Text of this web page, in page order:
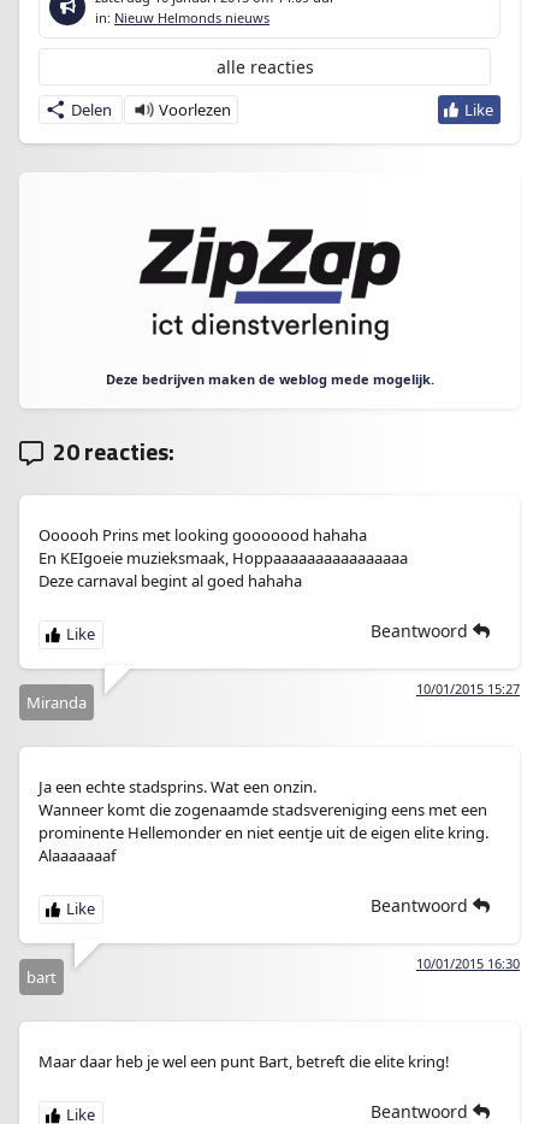
in: Nieuw Helmonds nieuws
Delen
alle reacties
Deze bedrijven maken de weblog mede mogelijk.
20 reacties:
Oooooh Prins met looking gooooood hahaha
En KEIgoeie muzieksmaak, Hoppaaaaaaaaaaaaaaaa
Deze carnaval begint al goed hahaha
Beantwoord
10/01/2015 15:27
Miranda
Ja een echte stadsprins. Wat een onzin.
Wanneer komt die zogenaamde stadsvereniging eens met een
prominente Hellemonder en niet eentje uit de eigen elite kring.
Alaaaaaaaf
Beantwoord
10/01/2015 16:30
bart
Maar daar heb je wel een punt Bart, betreft die elite kring!
Beantwoord